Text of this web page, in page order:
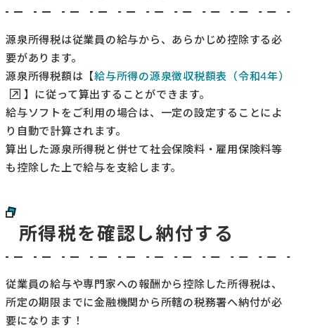
源泉所得税は従業員の給与から、あらかじめ控除する必
要があります。
源泉所得税額は【給与所得の源泉徴収税額表（令和4年）
】に従って算出することができます。
給与ソフトをご利用の場合は、一定の設定することによ
り自動で計算されます。
算出した源泉所得税と併せて社会保険料・雇用保険料等
も控除した上で給与を支給します。
所得税を確認し納付する
従業員の給与や専門家への報酬から控除した所得税は、
所定の期限までに金融機関から所轄の税務署へ納付が必
要になります！